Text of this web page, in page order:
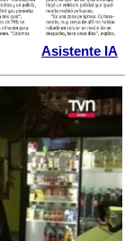
Asistente IA